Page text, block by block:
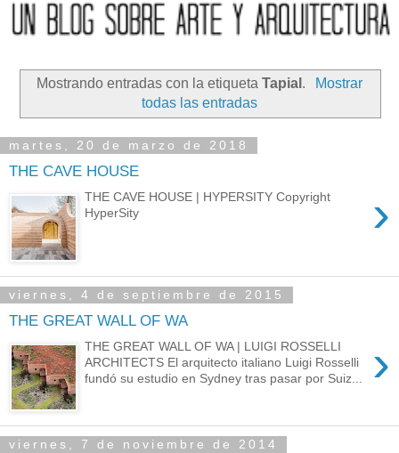
Mostrando entradas con la etiquetaTapial .
Mostrar
todas las entradas
martes, 20 de marzo de 2018
THE CAVE HOUSE
›
THE CAVE HOUSE | HYPERSITY Copyright
HyperSity
viernes, 4 de septiembre de 2015
THE GREAT WALL OF WA
›
THE GREAT WALL OF WA | LUIGI ROSSELLI
ARCHITECTS El arquitecto italiano Luigi Rosselli
fundó su estudio en Sydney tras pasar por Suiz...
viernes, 7 de noviembre de 2014